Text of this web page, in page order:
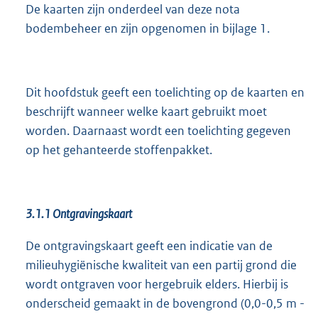
De kaarten zijn onderdeel van deze nota
bodembeheer en zijn opgenomen in bijlage 1.
Dit hoofdstuk geeft een toelichting op de kaarten en
beschrijft wanneer welke kaart gebruikt moet
worden. Daarnaast wordt een toelichting gegeven
op het gehanteerde stoffenpakket.
3.1.1 Ontgravingskaart
De ontgravingskaart geeft een indicatie van de
milieuhygiënische kwaliteit van een partij grond die
wordt ontgraven voor hergebruik elders. Hierbij is
onderscheid gemaakt in de bovengrond (0,0-0,5 m -